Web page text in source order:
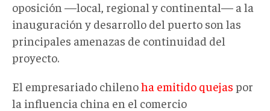
oposición —local, regional y continental— a la
inauguración y desarrollo del puerto son las
principales amenazas de continuidad del
proyecto.
El empresariado chilenoha emitido quejas por
la influencia china en el comercio